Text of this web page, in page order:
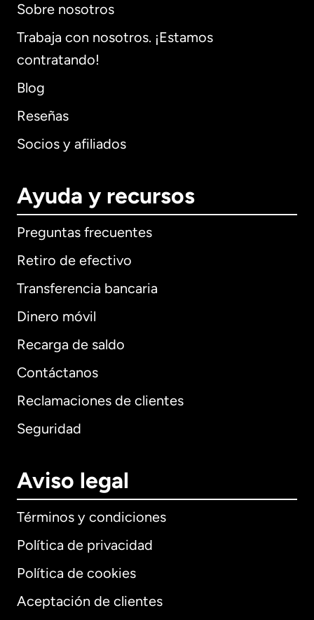
Sobre nosotros
Trabaja con nosotros. ¡Estamos
contratando!
Blog
Reseñas
Socios y afiliados
Ayuda y recursos
Preguntas frecuentes
Retiro de efectivo
Transferencia bancaria
Dinero móvil
Recarga de saldo
Contáctanos
Reclamaciones de clientes
Seguridad
Aviso legal
Términos y condiciones
Política de privacidad
Política de cookies
Aceptación de clientes